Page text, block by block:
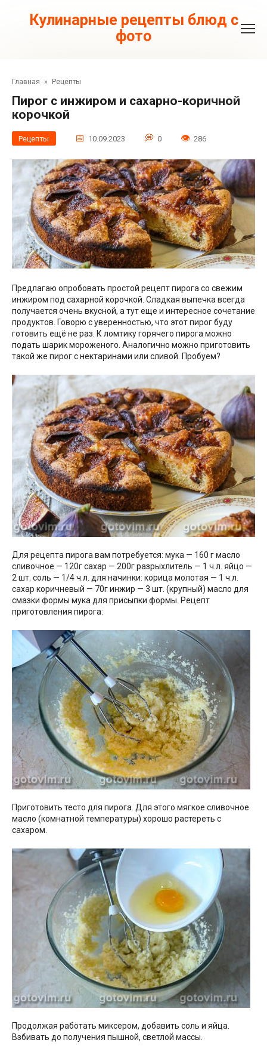
контентуКулинарные рецепты блюд с
фото
Главная » Рецепты
Пирог с инжиром и сахарно-коричной
корочкой
Рецепты 10.09.2023 0 286
Предлагаю опробовать простой рецепт пирога со свежим
инжиром под сахарной корочкой. Сладкая выпечка всегда
получается очень вкусной, а тут еще и интересное сочетание
продуктов. Говорю с уверенностью, что этот пирог буду
готовить ещё не раз. К ломтику горячего пирога можно
подать шарик мороженого. Аналогично можно приготовить
такой же пирог с нектаринами или сливой. Пробуем?
Для рецепта пирога вам потребуется: мука — 160 г масло
сливочное — 120г сахар — 200г разрыхлитель — 1 ч.л. яйцо —
2 шт. соль — 1/4 ч.л. для начинки: корица молотая — 1 ч.л.
сахар коричневый — 70г инжир — 3 шт. (крупный) масло для
смазки формы мука для присыпки формы. Рецепт
приготовления пирога:
Приготовить тесто для пирога. Для этого мягкое сливочное
масло (комнатной температуры) хорошо растереть с
сахаром.
Продолжая работать миксером, добавить соль и яйца.
Взбивать до получения пышной, светлой массы.